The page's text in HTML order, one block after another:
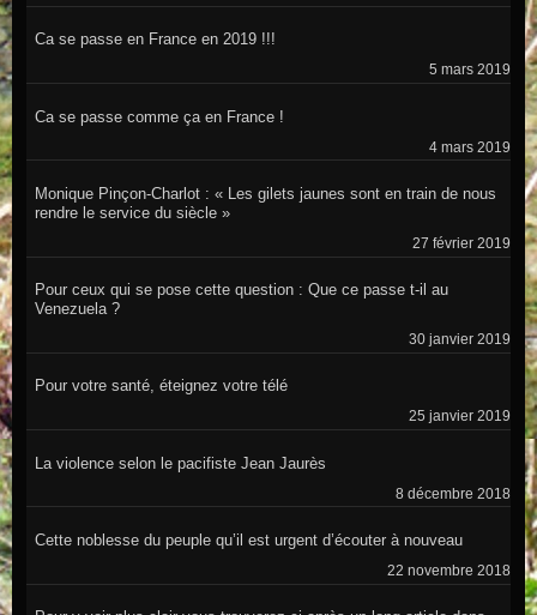
Ca se passe en France en 2019 !!!
5 mars 2019
Ca se passe comme ça en France !
4 mars 2019
Monique Pinçon-Charlot : « Les gilets jaunes sont en train de nous
rendre le service du siècle »
27 février 2019
Pour ceux qui se pose cette question : Que ce passe t-il au
Venezuela ?
30 janvier 2019
Pour votre santé, éteignez votre télé
25 janvier 2019
La violence selon le pacifiste Jean Jaurès
8 décembre 2018
Cette noblesse du peuple qu’il est urgent d’écouter à nouveau
22 novembre 2018